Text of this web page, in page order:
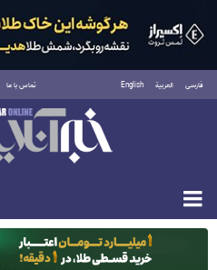
فارسی العربية English تماس با ما
دوشنبه ۱۹ مرداد ۱۴۰۵